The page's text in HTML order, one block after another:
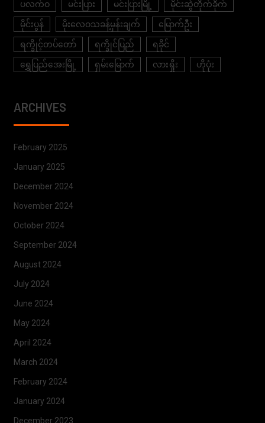
ပလက်ဝ မင်းပြား မင်းပြားမြို့ မိုင်းဆွဲတိုက်ခိုက်
မိုင်းပွန် မိုးလေဝသခန့်မှန်းချက် မြောက်ဦး
ရက္ခိုင့်တပ်တော် ရက္ခိုင်ပြည် ရခိုင်
ရွှေပြည်အေးမြို့ ရှမ်းမြောက် လားရှိုး ဟိုပုံး
ARCHIVES
February 2025
January 2025
December 2024
November 2024
October 2024
September 2024
August 2024
July 2024
June 2024
May 2024
April 2024
March 2024
February 2024
January 2024
December 2023